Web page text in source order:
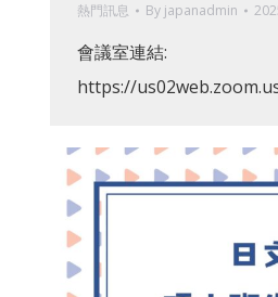
熱門訊息 By japanadmin
會議室連結:
https://